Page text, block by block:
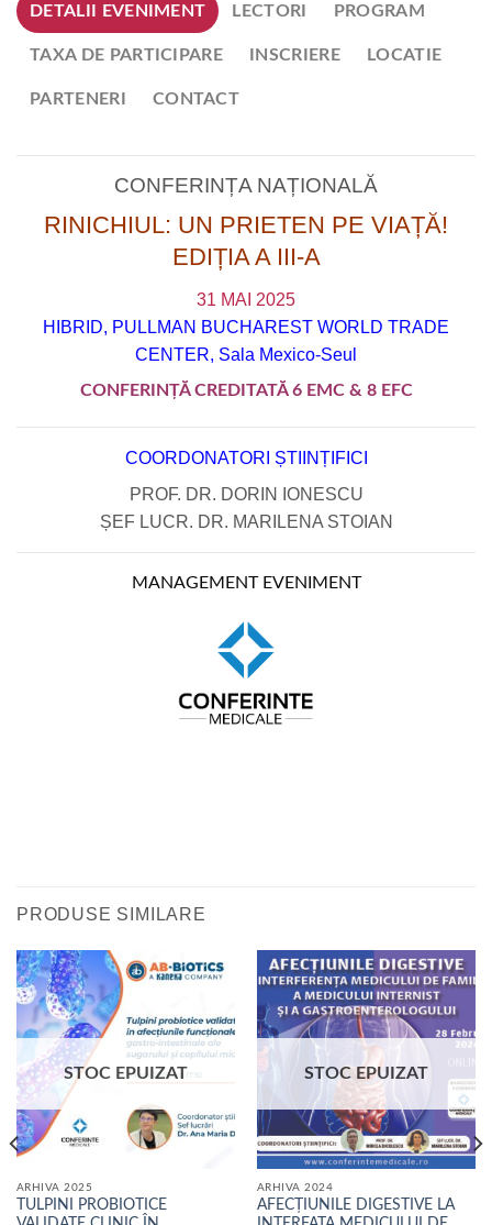
DETALII EVENIMENT LECTORI PROGRAM
TAXA DE PARTICIPARE INSCRIERE LOCATIE
PARTENERI CONTACT
CONFERINȚA NAȚIONALĂ
RINICHIUL: UN PRIETEN PE VIAȚĂ!
EDIȚIA A III-A
31 MAI 2025
HIBRID, PULLMAN BUCHAREST WORLD TRADE
CENTER, Sala Mexico-Seul
CONFERINȚĂ CREDITATĂ 6 EMC & 8 EFC
COORDONATORI ȘTIINȚIFICI
PROF. DR. DORIN IONESCU
ȘEF LUCR. DR. MARILENA STOIAN
MANAGEMENT EVENIMENT
PRODUSE SIMILARE
STOC EPUIZAT
ARHIVA 2025
TULPINI PROBIOTICE
STOC EPUIZAT
ARHIVA 2024
AFECȚIUNILE DIGESTIVE LA